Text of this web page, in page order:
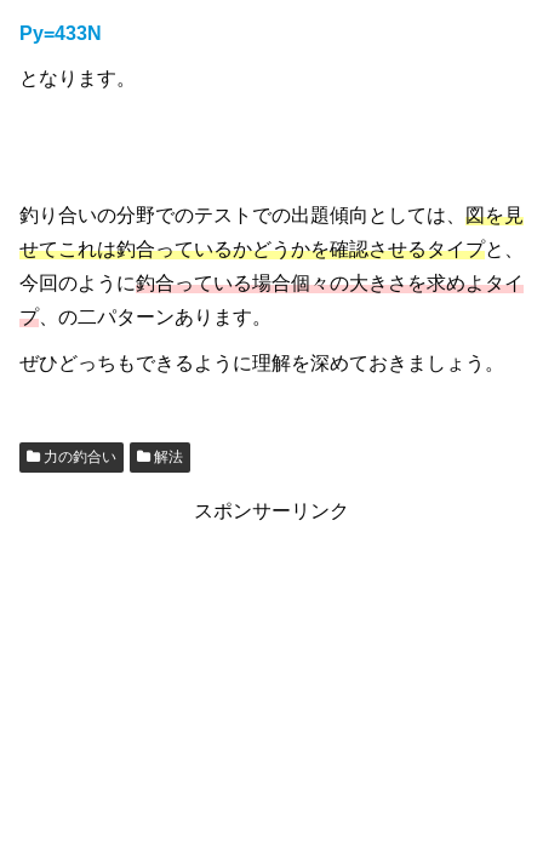
Py=433N
となります。
釣り合いの分野でのテストでの出題傾向としては、 図を見
せてこれは釣合っているかどうかを確認させるタイプと、
今回のように釣合っている場合個々の大きさを求めよタイ
プ、の二パターンあります。
ぜひどっちもできるように理解を深めておきましょう。
力の釣合い 解法
スポンサーリンク